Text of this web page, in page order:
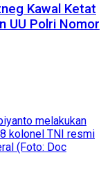
Kawal Ketat
UU Polri Nomor